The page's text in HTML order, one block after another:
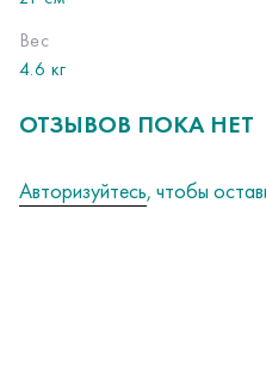
Вес
4.6 кг
ОТЗЫВОВ ПОКА НЕТ
Авторизуйтесь, чтобы